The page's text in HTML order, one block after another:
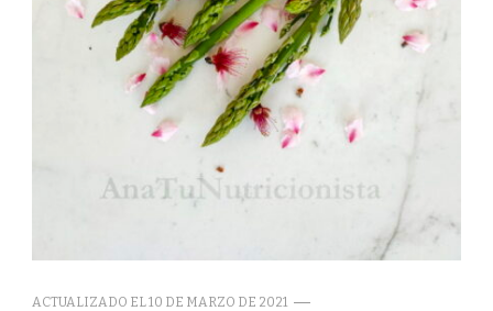
ACTUALIZADO EL10 DE MARZO DE 2021